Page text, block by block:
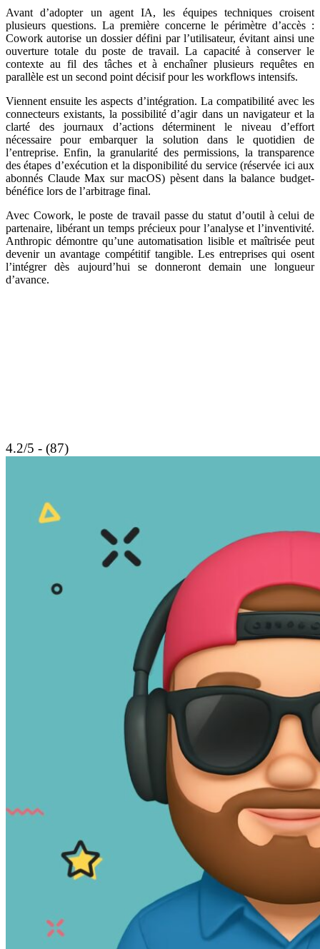
Avant d’adopter un agent IA, les équipes techniques croisent
plusieurs questions. La première concerne le périmètre d’accès :
Cowork autorise un dossier défini par l’utilisateur, évitant ainsi une
ouverture totale du poste de travail. La capacité à conserver le
contexte au fil des tâches et à enchaîner plusieurs requêtes en
parallèle est un second point décisif pour les workflows intensifs.
Viennent ensuite les aspects d’intégration. La compatibilité avec les
connecteurs existants, la possibilité d’agir dans un navigateur et la
clarté des journaux d’actions déterminent le niveau d’effort
nécessaire pour embarquer la solution dans le quotidien de
l’entreprise. Enfin, la granularité des permissions, la transparence
des étapes d’exécution et la disponibilité du service (réservée ici aux
abonnés Claude Max sur macOS) pèsent dans la balance budget-
bénéfice lors de l’arbitrage final.
Avec Cowork, le poste de travail passe du statut d’outil à celui de
partenaire, libérant un temps précieux pour l’analyse et l’inventivité.
Anthropic démontre qu’une automatisation lisible et maîtrisée peut
devenir un avantage compétitif tangible. Les entreprises qui osent
l’intégrer dès aujourd’hui se donneront demain une longueur
d’avance.
4.2/5 - (87)